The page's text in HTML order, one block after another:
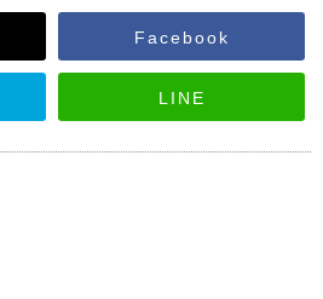
Facebook
LINE